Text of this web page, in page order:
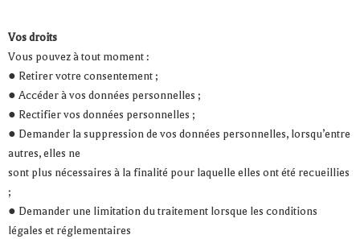
Vos droits
Vous pouvez à tout moment :
● Retirer votre consentement ;
● Accéder à vos données personnelles ;
● Rectifier vos données personnelles ;
● Demander la suppression de vos données personnelles, lorsqu’entre
autres, elles ne
sont plus nécessaires à la finalité pour laquelle elles ont été recueillies
;
● Demander une limitation du traitement lorsque les conditions
légales et réglementaires